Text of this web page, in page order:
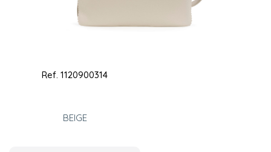
Ref.1120900314
BEIGE